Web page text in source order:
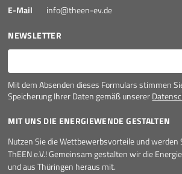
E-Mail
info@theen-ev.de
NEWSLETTER
E-Mail*
Mit dem Absenden dieses Formulars stimmen
Speicherung Ihrer Daten gemäß unserer
MIT UNS DIE ENERGIEWENDE GESTALTEN
Nutzen Sie die Wettbewerbsvorteile und werden
ThEEN e.V.! Gemeinsam gestalten wir die
und aus Thüringen heraus mit.